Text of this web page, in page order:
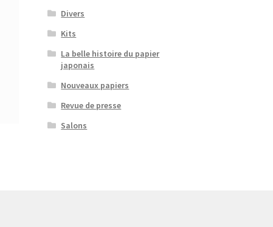
Divers
Kits
La belle histoire du papier
japonais
Nouveaux papiers
Revue de presse
Salons